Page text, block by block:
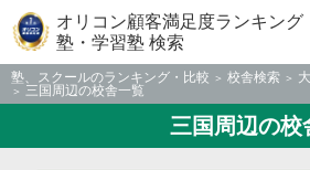
オリコン顧客満足度ランキング
塾・学習塾 検索
塾、スクールのランキング・比較 校舎検索
三国周辺の校舎一覧
三国周辺の校